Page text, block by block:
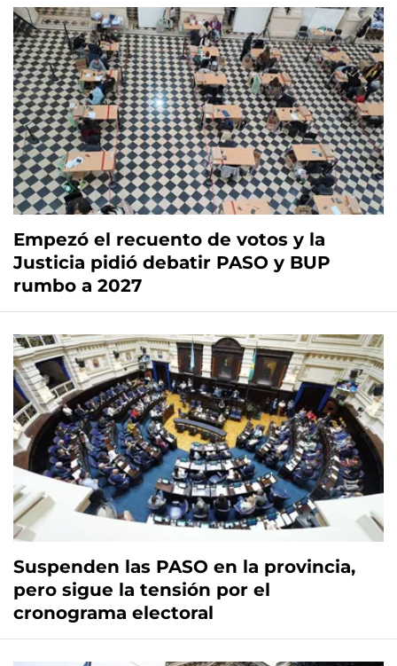
Empezó el recuento de votos y la
Justicia pidió debatir PASO y BUP
rumbo a 2027
Suspenden las PASO en la provincia,
pero sigue la tensión por el
cronograma electoral